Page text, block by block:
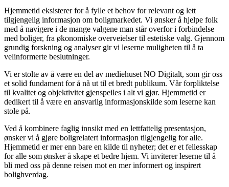
Hjemmetid eksisterer for å fylle et behov for relevant og lett
tilgjengelig informasjon om boligmarkedet. Vi ønsker å hjelpe folk
med å navigere i de mange valgene man står overfor i forbindelse
med boliger, fra økonomiske overveielser til estetiske valg. Gjennom
grundig forskning og analyser gir vi leserne muligheten til å ta
velinformerte beslutninger.
Vi er stolte av å være en del av mediehuset NO Digitalt, som gir oss
et solid fundament for å nå ut til et bredt publikum. Vår forpliktelse
til kvalitet og objektivitet gjenspeiles i alt vi gjør. Hjemmetid er
dedikert til å være en ansvarlig informasjonskilde som leserne kan
stole på.
Ved å kombinere faglig innsikt med en lettfattelig presentasjon,
ønsker vi å gjøre boligrelatert informasjon tilgjengelig for alle.
Hjemmetid er mer enn bare en kilde til nyheter; det er et fellesskap
for alle som ønsker å skape et bedre hjem. Vi inviterer leserne til å
bli med oss på denne reisen mot en mer informert og inspirert
bolighverdag.